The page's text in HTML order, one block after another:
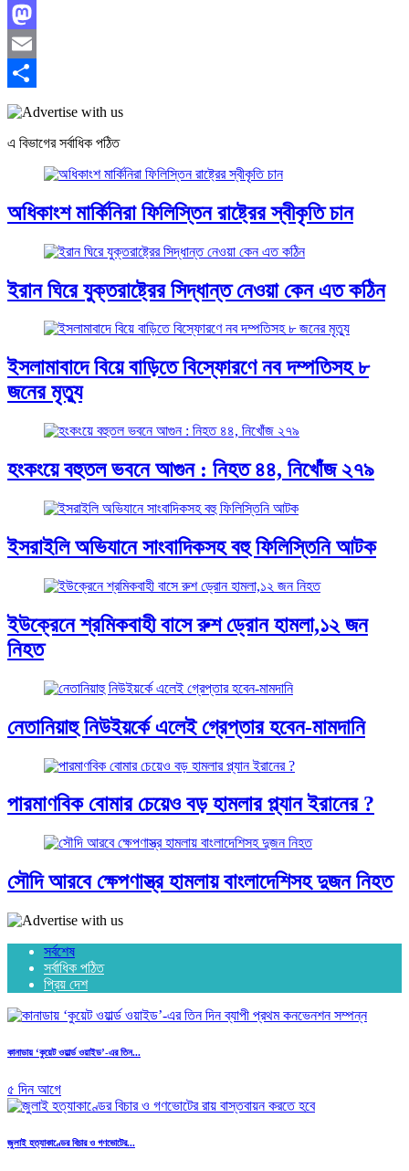
Facebook
Mastodon
Email
Share
এ বিভাগের সর্বাধিক পঠিত
অধিকাংশ মার্কিনিরা ফিলিস্তিন রাষ্ট্রের স্বীকৃতি চান
ইরান ঘিরে যুক্তরাষ্ট্রের সিদ্ধান্ত নেওয়া কেন এত কঠিন
ইসলামাবাদে বিয়ে বাড়িতে বিস্ফোরণে নব দম্পতিসহ ৮
জনের মৃত্যু
হংকংয়ে বহুতল ভবনে আগুন : নিহত ৪৪, নিখোঁজ ২৭৯
ইসরাইলি অভিযানে সাংবাদিকসহ বহু ফিলিস্তিনি আটক
ইউক্রেনে শ্রমিকবাহী বাসে রুশ ড্রোন হামলা,১২ জন
নিহত
নেতানিয়াহু নিউইয়র্কে এলেই গ্রেপ্তার হবেন-মামদানি
পারমাণবিক বোমার চেয়েও বড় হামলার প্ল্যান ইরানের ?
সৌদি আরবে ক্ষেপণাস্ত্র হামলায় বাংলাদেশিসহ দুজন নিহত
সর্বশেষ
সর্বাধিক পঠিত
প্রিয় দেশ
কানাডায় ‘কুয়েট ওয়ার্ল্ড ওয়াইড’-এর তিন...
৫ দিন আগে
জুলাই হত্যাকাণ্ডের বিচার ও গণভোটের...